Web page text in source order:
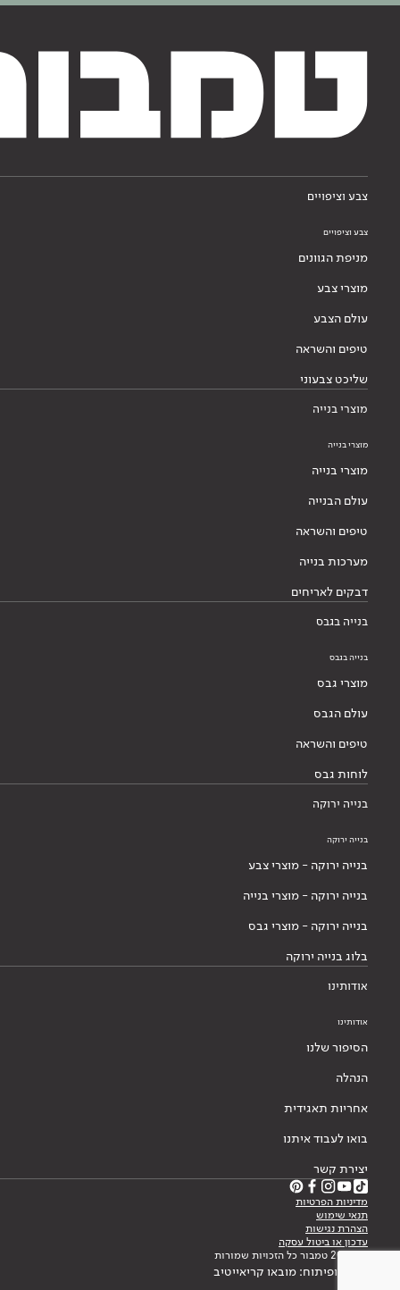
צבע וציפויים
צבע וציפויים
מניפת הגוונים
מוצרי צבע
עולם הצבע
טיפים והשראה
שליכט צבעוני
מוצרי בנייה
מוצרי בנייה
מוצרי בנייה
עולם הבנייה
טיפים והשראה
מערכות בנייה
דבקים לאריחים
בנייה בגבס
בנייה בגבס
מוצרי גבס
עולם הגבס
טיפים והשראה
לוחות גבס
בנייה ירוקה
בנייה ירוקה
בנייה ירוקה - מוצרי צבע
בנייה ירוקה - מוצרי בנייה
בנייה ירוקה - מוצרי גבס
בלוג בנייה ירוקה
אודותינו
אודותינו
הסיפור שלנו
הנהלה
אחריות תאגידית
בואו לעבוד איתנו
יצירת קשר
מדיניות הפרטיות
תנאי שימוש
הצהרת נגישות
עדכון או ביטול עסקה
© 2026 טמבור כל הזכויות שמורות
עיצוב ופיתוח: מובאו קריאייטיב